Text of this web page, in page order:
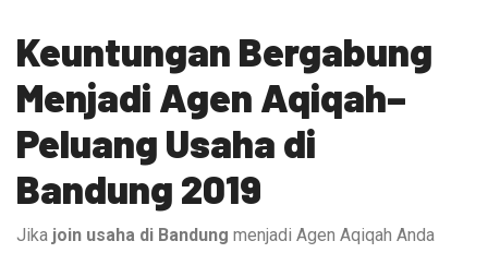
Keuntungan Bergabung
Menjadi Agen Aqiqah–
Peluang Usaha di
Bandung 2019
Jika join usaha di Bandung menjadi Agen Aqiqah Anda